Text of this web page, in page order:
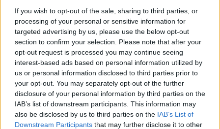
If you wish to opt-out of the sale, sharing to third parties, or
processing of your personal or sensitive information for
targeted advertising by us, please use the below opt-out
section to confirm your selection. Please note that after your
opt-out request is processed you may continue seeing
interest-based ads based on personal information utilized by
us or personal information disclosed to third parties prior to
your opt-out. You may separately opt-out of the further
disclosure of your personal information by third parties on the
IAB’s list of downstream participants. This information may
also be disclosed by us to third parties on the IAB’s List of
Downstream Participants that may further disclose it to other
medicul despre consumul de sfeclă roșie.
De asemenea, această legumă conține oxalați, care
pot provoca pietre la rinichi.
Cum se prepară sucul de sfeclă roșie
Sucul de sfeclă roșie se prepară folosind un robot de
bucătărie, un storcător de fructe sau un blender. De